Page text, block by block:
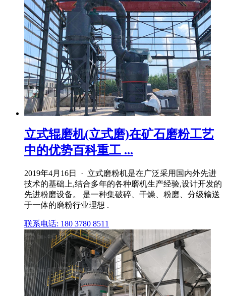
立式辊磨机(立式磨)在矿石磨粉工艺
中的优势百科重工 ...
2019年4月16日 · 立式磨粉机是在广泛采用国内外先进
技术的基础上,结合多年的各种磨机生产经验,设计开发的
先进粉磨设备。 是一种集破碎、干燥、粉磨、分级输送
于一体的磨粉行业理想 .
联系电话: 180 3780 8511